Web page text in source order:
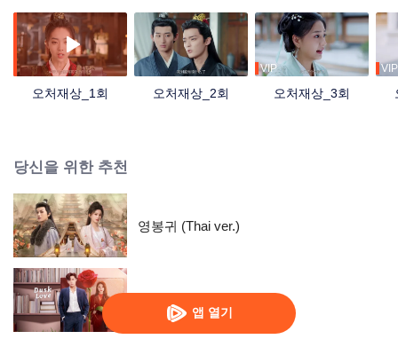
앱 열기
오처재상_1회 오처재상_2회
VIP
오처재상_3회
VIP
당신을 위한 추천
영봉귀 (Thai ver.)